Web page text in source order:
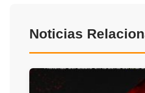
Noticias